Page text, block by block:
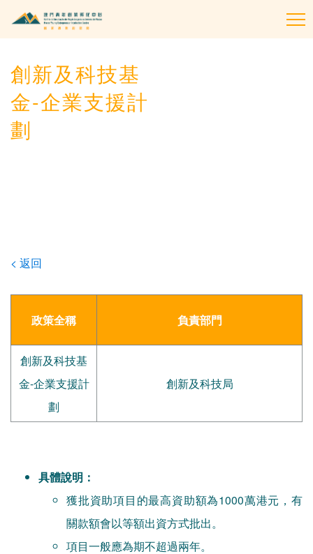
創新及科技基
金-企業支援計
劃
< 返回
政策全稱 負責部門
創新及科技基
金-企業支援計
劃
創新及科技局
具體說明：
獲批資助項目的最高資助額為1000萬港元，有
關款額會以等額出資方式批出。
項目一般應為期不超過兩年。